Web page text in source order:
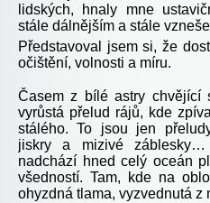
lidských, hnaly mne
stále dálnějším a stále
Představoval jsem si, že
očištění, volnosti a míru.
Časem z bílé astry chvějící
vyrůstá přelud rájů, kde
stálého. To jsou jen
jiskry a mizivé
nadchází hned celý oceán
všedností. Tam, kde na
ohyzdná tlama, vyzvednutá